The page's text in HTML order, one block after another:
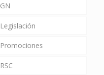
GN
Legislación
Promociones
RSC